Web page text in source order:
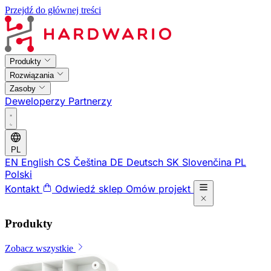
Przejdź do głównej treści
Produkty
Rozwiązania
Zasoby
Deweloperzy Partnerzy
PL
EN English CS Čeština DE Deutsch SK Slovenčina PL
Polski
Kontakt
Odwiedź sklep Omów projekt
Produkty
Zobacz wszystkie